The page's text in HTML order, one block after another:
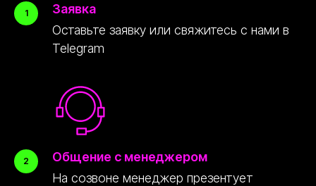
Заявка
Оставьте заявку или свяжитесь с нами в
Telegram
Общение с менеджером
На созвоне менеджер презентует